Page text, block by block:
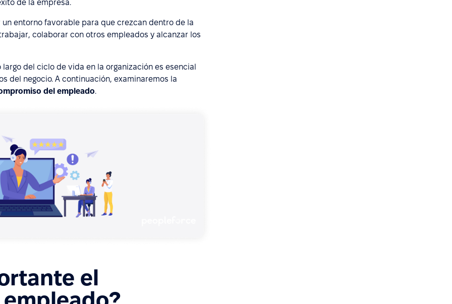
de la empresa.
entorno favorable para que crezcan dentro de la
colaborar con otros empleados y alcanzar los
largo del ciclo de vida en la organización es esencial
del negocio. A continuación, examinaremos la
del empleado.
el